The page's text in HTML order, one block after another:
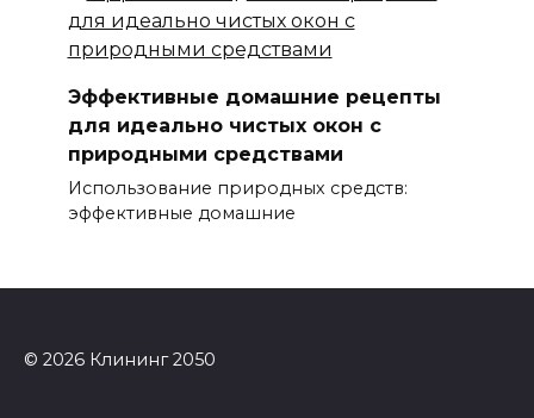
Эффективные домашние рецепты
для идеально чистых окон с
природными средствами
Использование природных средств:
эффективные домашние
© 2026 Клининг 2050